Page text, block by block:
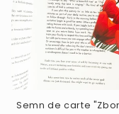
Semn de carte